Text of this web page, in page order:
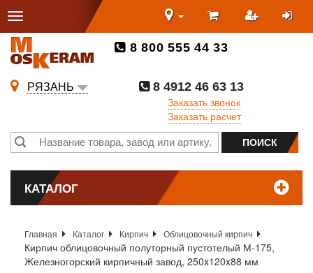
8 800 555 44 33
РЯЗАНЬ
8 4912 46 63 13
Заказать звонок
Заказать расчет
КАТАЛОГ
Главная Каталог Кирпич Облицовочный кирпич
Кирпич облицовочный полуторный пустотелый М-175,
Железногорский кирпичный завод, 250x120x88 мм